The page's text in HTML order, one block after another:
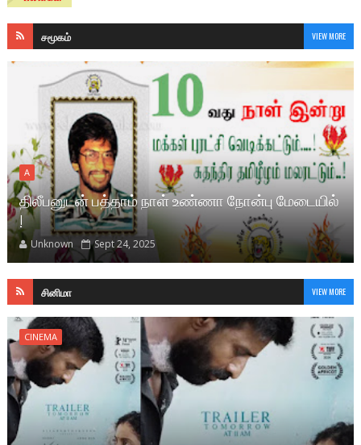
சமூகம் VIEW MORE
A
திலீபனுடன் பத்தாம் நாள் உண்ணா நோன்பு மேடையில்
!
Unknown Sept 24, 2025
சினிமா VIEW MORE
CINEMA